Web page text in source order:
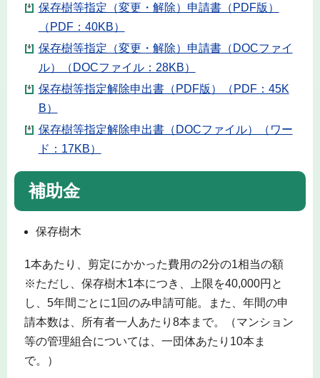
保存樹等指定（変更・解除）申請書（PDF版）
（PDF：40KB）
保存樹等指定（変更・解除）申請書（DOCファイ
ル）（DOCファイル：28KB）
保存樹等指定解除申出書（PDF版）（PDF：45K
B）
保存樹等指定解除申出書（DOCファイル）（ワー
ド：17KB）
補助金
保存樹木
1本あたり、剪定にかかった費用の2分の1相当の額
※ただし、保存樹木1本につき、上限を40,000円と
し、5年間ごとに1回のみ申請可能。また、年間の申
請本数は、所有者一人あたり8本まで。（マンション
等の管理組合については、一団体あたり10本ま
で。）